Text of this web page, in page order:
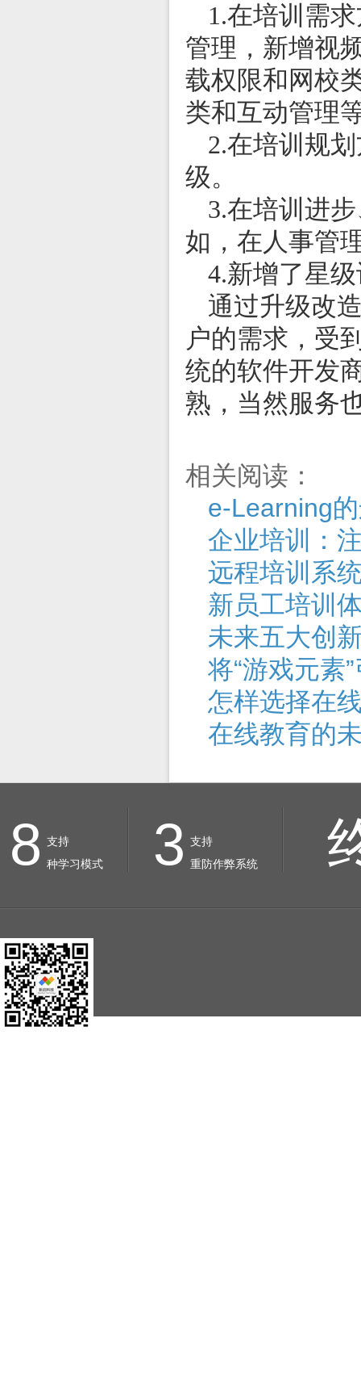
1.在培训需
管理，新增视
载权限和网校
类和互动管理
2.在培训规
级。
3.在培训进
如，在人事管
4.新增了星
通过升级改
户的需求，受
统的软件开发
熟，当然服务
相关阅读：
e-Learning
企业培训：
远程培训系
新员工培训
未来五大创
将“游戏元素
怎样选择在
在线教育的
8 支持
种学习模式
3 支持
重防作弊系统